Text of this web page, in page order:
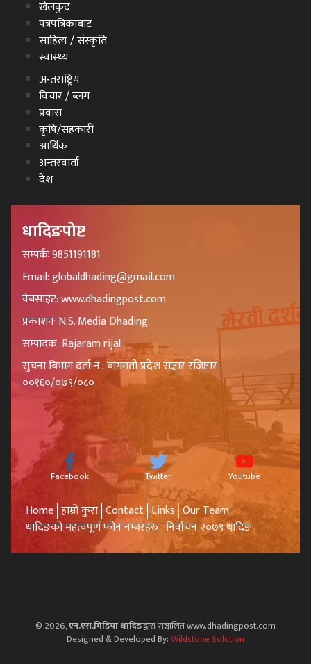
खेलकुद
पत्रपत्रिकाबाट
साहित्य / संस्कृति
स्वास्थ्य
अन्तराष्ट्रिय
विचार / ब्लग
प्रवास
कृषि/सहकारी
आर्थिक
अन्तरवार्ता
देश
धादिङपोष्ट
सम्पर्कः 9851191181
Email: globaldhading@gmail.com
वेबसाइट: www.dhadingpost.com
प्रकाशनः N.S. Media Dhading
सम्पादक: Rajaram rijal
सुचना बिभाग दर्ता नं.: बागमती प्रदेश सञ्चार रजिष्टार
००१६०/०७९/०८०
Facebook Twitter Youtube
Home हाम्रो कुरा Contact Links Our Team
धादिङको महत्वपूर्ण फोन नम्बरहरु निर्वाचन २०७९ धादिङ
© 2026,एन.एस.मिडिया धादिङद्वारा सञ्चालित www.dhadingpost.com
Designed & Developed By:Wildstone Solution